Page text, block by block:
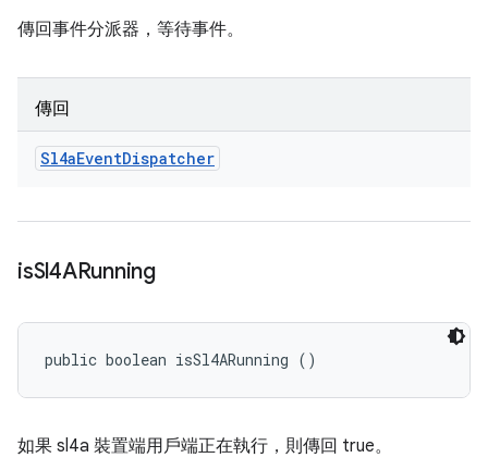
傳回事件分派器，等待事件。
傳回
Sl4aEventDispatcher
isSl4ARunning
public boolean isSl4ARunning ()
如果 sl4a 裝置端用戶端正在執行，則傳回 true。